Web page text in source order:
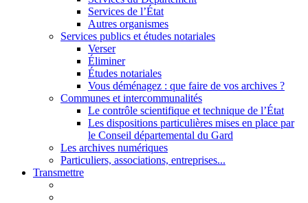
Services de l’État
Autres organismes
Services publics et études notariales
Verser
Éliminer
Études notariales
Vous déménagez : que faire de vos archives ?
Communes et intercommunalités
Le contrôle scientifique et technique de l’État
Les dispositions particulières mises en place par
le Conseil départemental du Gard
Les archives numériques
Particuliers, associations, entreprises...
Transmettre